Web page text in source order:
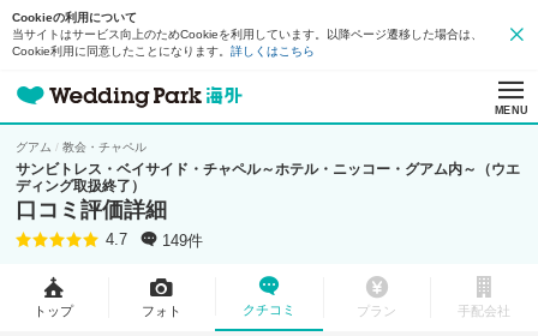
Cookieの利用について
当サイトはサービス向上のためCookieを利用しています。以降ページ遷移した場合は、
Cookie利用に同意したことになります。 詳しくはこちら
MENU
グアム 教会・チャペル
サンビトレス・ベイサイド・チャペル～ホテル・ニッコー・グアム内～（ウエ
ディング取扱終了）
口コミ評価詳細
4.7 149件
トップ フォト クチコミ プラン 手配会社